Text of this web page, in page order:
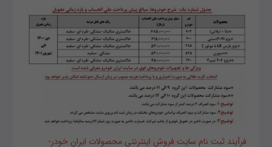
فرآيند ثبت نام سایت فروش اینترنتی محصولات ایران خودر-